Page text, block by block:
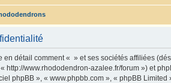
en détail comment « » et ses sociétés affiliées
http://www.rhododendron-azalee.fr/forum ») et
phpBB », « www.phpbb.com », « phpBB